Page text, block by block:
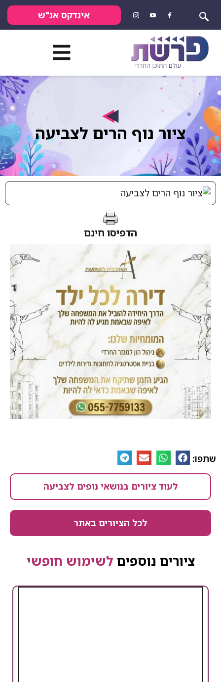
אינדקס אנ"ש
ציור נוף הרים לצביעה
הדפיסו חינם
שתפו:
לעוד ציורים בנושאי נופים לצביעה
לכל הציורים באתר
ציורים נוספים לשימוש חופשי